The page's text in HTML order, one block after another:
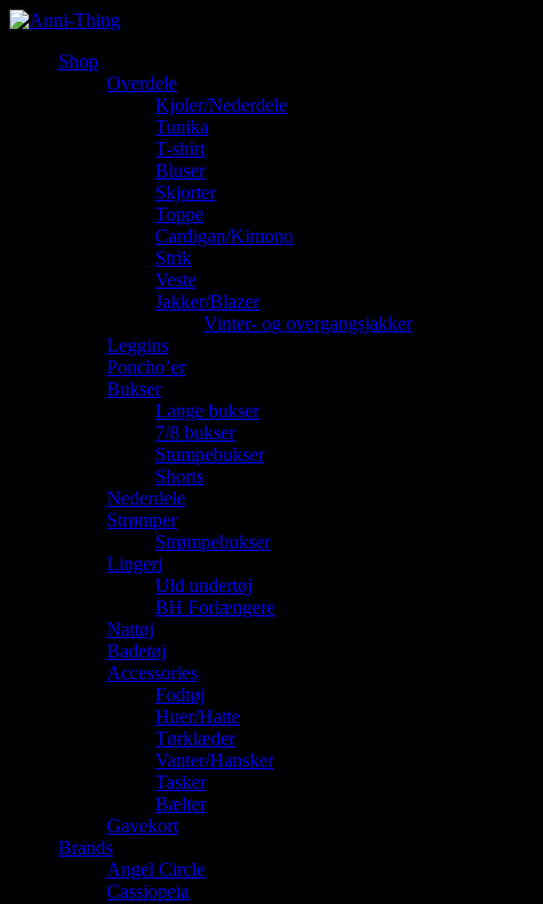
Shop
Overdele
Kjoler/Nederdele
Tunika
T-shirt
Bluser
Skjorter
Toppe
Cardigan/Kimono
Strik
Veste
Jakker/Blazer
Vinter- og overgangsjakker
Leggins
Poncho’er
Bukser
Lange bukser
7/8 bukser
Stumpebukser
Shorts
Nederdele
Strømper
Strømpebukser
Lingeri
Uld undertøj
BH Forlængere
Nattøj
Badetøj
Accessories
Fodtøj
Huer/Hatte
Tørklæder
Vanter/Hansker
Tasker
Bælter
Gavekort
Brands
Angel Circle
Cassiopeia